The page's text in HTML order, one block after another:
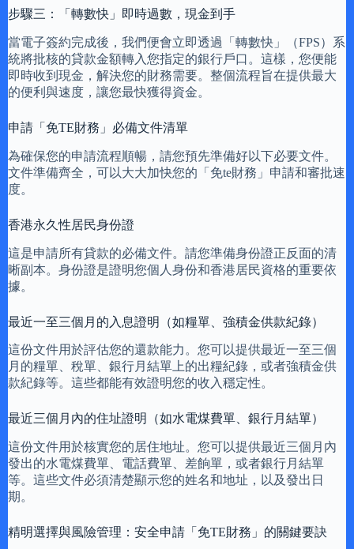
步驟三：「轉數快」即時過數，現金到手
當電子簽約完成後，我們便會立即透過「轉數快」（FPS）系
統將批核的貸款金額轉入您指定的銀行戶口。這樣，您便能
即時收到現金，解決您的財務需要。整個流程旨在提供最大
的便利與速度，讓您最快獲得資金。
申請「免TE財務」必備文件清單
為確保您的申請流程順暢，請您預先準備好以下必要文件。
文件準備齊全，可以大大加快您的「免te財務」申請和審批速
度。
香港永久性居民身份證
這是申請所有貸款的必備文件。請您準備身份證正反面的清
晰副本。身份證是證明您個人身份和香港居民資格的重要依
據。
最近一至三個月的入息證明（如糧單、強積金供款紀錄）
這份文件用於評估您的還款能力。您可以提供最近一至三個
月的糧單、稅單、銀行月結單上的出糧紀錄，或者強積金供
款紀錄等。這些都能有效證明您的收入穩定性。
最近三個月內的住址證明（如水電煤費單、銀行月結單）
這份文件用於核實您的居住地址。您可以提供最近三個月內
發出的水電煤費單、電話費單、差餉單，或者銀行月結單
等。這些文件必須清楚顯示您的姓名和地址，以及發出日
期。
精明選擇與風險管理：安全申請「免TE財務」的關鍵要訣